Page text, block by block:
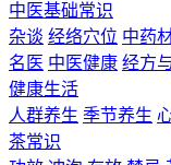
中医基础常识
杂谈 经络穴位 中药
名医 中医健康 经方
健康生活
人群养生 季节养生
茶常识